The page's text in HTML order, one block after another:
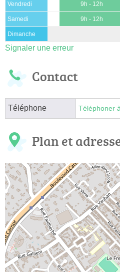
Vendredi 9h - 12h
Samedi 9h - 12h
Dimanche
Signaler une erreur
Contact
Téléphone Téléphoner
Plan et